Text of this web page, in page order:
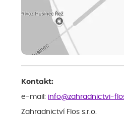
Kontakt:
e-mail: info@zahradnictvi-
Zahradnictví Flos s.r.o.